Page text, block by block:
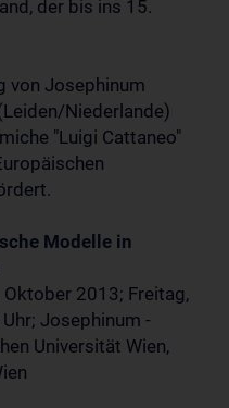
der bis ins 15.
von Josephinum
Niederlande)
"Luigi Cattaneo"
Modelle in
2013; Freitag,
Josephinum -
Universität Wien,